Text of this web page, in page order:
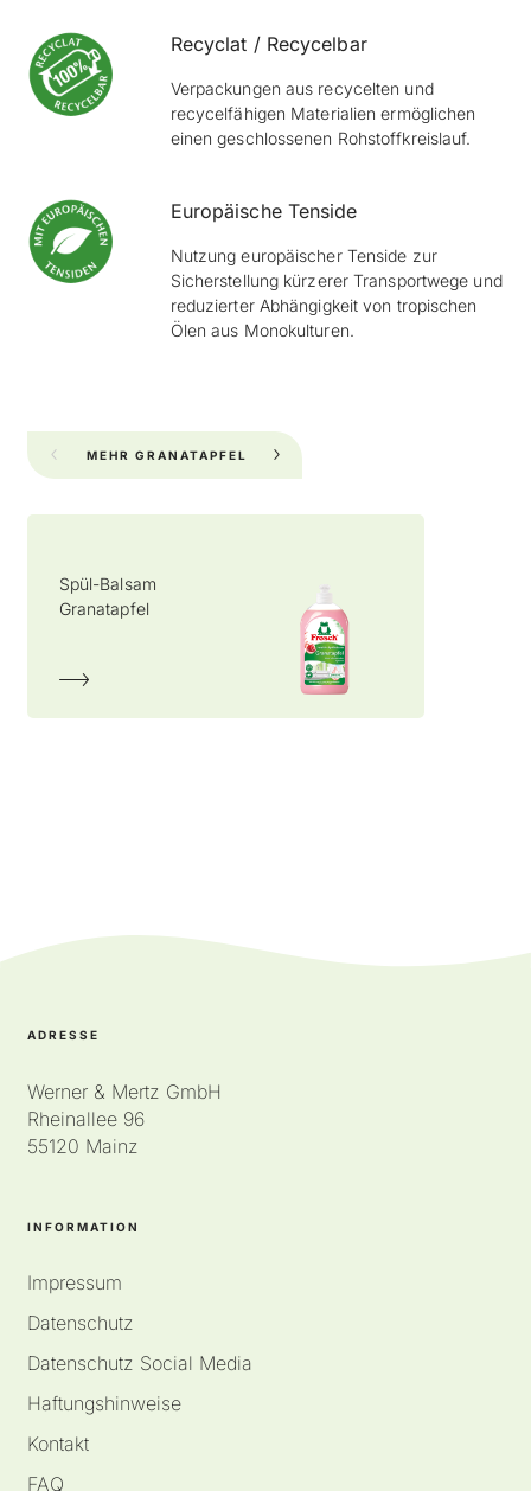
Recyclat / Recycelbar
Verpackungen aus recycelten und
recycelfähigen Materialien ermöglichen
einen geschlossenen Rohstoffkreislauf.
Europäische Tenside
Nutzung europäischer Tenside zur
Sicherstellung kürzerer Transportwege und
reduzierter Abhängigkeit von tropischen
Ölen aus Monokulturen.
MEHR GRANATAPFEL
Spül-Balsam
Granatapfel
All-in-1 Spül-Tabs
Limone
ADRESSE
Werner & Mertz GmbH
Rheinallee 96
55120 Mainz
INFORMATION
Impressum
Datenschutz
Datenschutz Social Media
Haftungshinweise
Kontakt
FAQ